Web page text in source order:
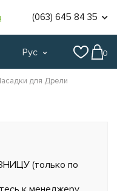
(063) 645 84 35
Рус 0
для Дрели
(только по